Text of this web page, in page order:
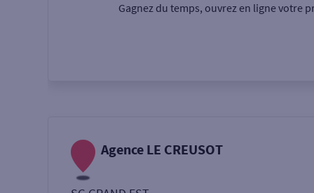
Gagnez du temps, ouvrez en ligne votre
Agence LE CREUSOT